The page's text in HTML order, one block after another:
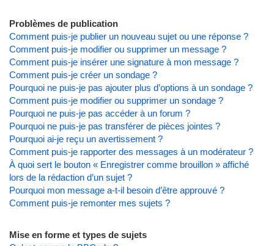
Problèmes de publication
Comment puis-je publier un nouveau sujet ou une réponse ?
Comment puis-je modifier ou supprimer un message ?
Comment puis-je insérer une signature à mon message ?
Comment puis-je créer un sondage ?
Pourquoi ne puis-je pas ajouter plus d’options à un sondage ?
Comment puis-je modifier ou supprimer un sondage ?
Pourquoi ne puis-je pas accéder à un forum ?
Pourquoi ne puis-je pas transférer de pièces jointes ?
Pourquoi ai-je reçu un avertissement ?
Comment puis-je rapporter des messages à un modérateur ?
À quoi sert le bouton « Enregistrer comme brouillon » affiché
lors de la rédaction d’un sujet ?
Pourquoi mon message a-t-il besoin d’être approuvé ?
Comment puis-je remonter mes sujets ?
Mise en forme et types de sujets